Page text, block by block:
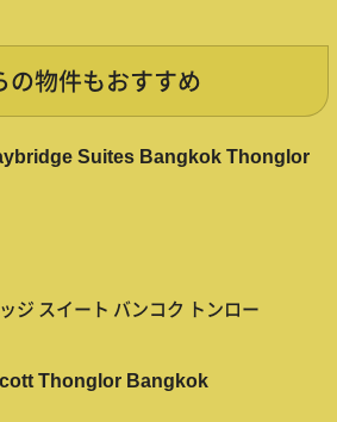
の物件もおすすめ
Suites Bangkok Thonglor
ジ スイート バンコク トンロー
Thonglor Bangkok